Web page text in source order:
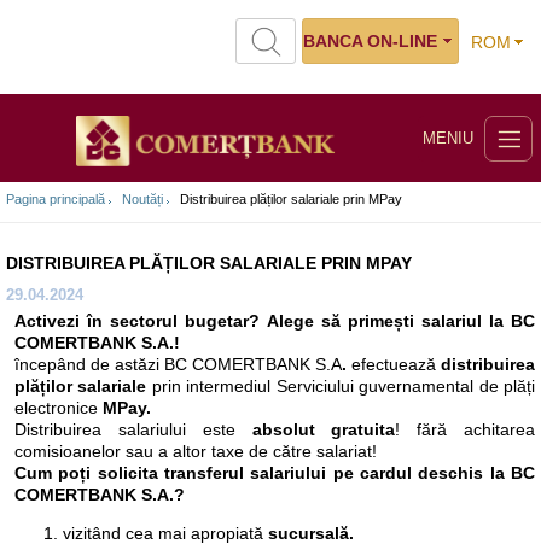
ROM
BANCA ON-LINE
MENIU
Pagina principală Noutăți Distribuirea plăților salariale prin MPay
DISTRIBUIREA PLĂȚILOR SALARIALE PRIN MPAY
29.04.2024
Activezi în sectorul bugetar? Alege să primești salariul la BC
COMERTBANK S.A.!
începând de astăzi BC COMERTBANK S.A. efectuează distribuirea
plăților salariale prin intermediul Serviciului guvernamental de plăți
electronice MPay.
Distribuirea salariului este absolut gratuita! fără achitarea
comisioanelor sau a altor taxe de către salariat!
Cum poți solicita transferul salariului pe cardul deschis la BC
COMERTBANK S.A.?
vizitând cea mai apropiată sucursală.